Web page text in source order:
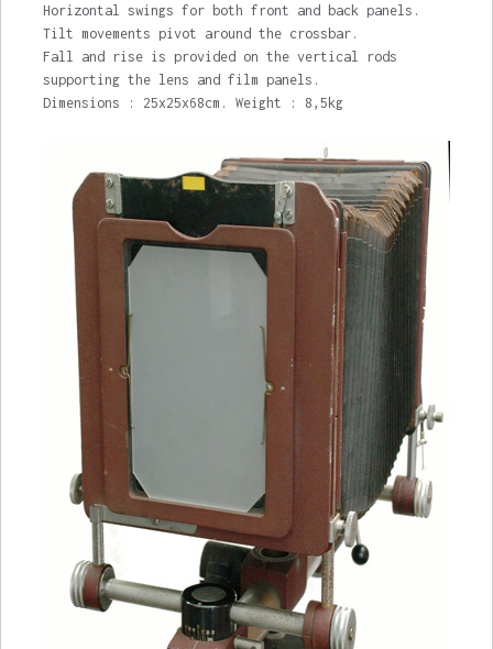
Horizontal swings for both front and back panels.
Tilt movements pivot around the crossbar.
Fall and rise is provided on the vertical rods
supporting the lens and film panels.
Dimensions : 25x25x68cm. Weight : 8,5kg